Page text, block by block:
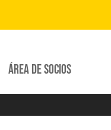
Área de socios